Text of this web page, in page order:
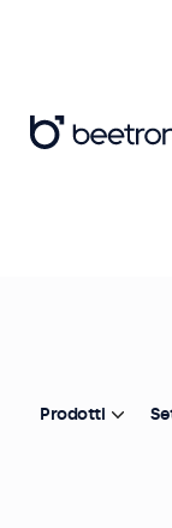
pollici
e uso
Prodotti